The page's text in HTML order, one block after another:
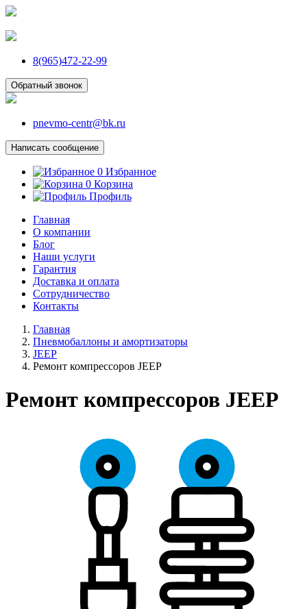
8(965)472-22-99
Обратный звонок
pnevmo-centr@bk.ru
Написать сообщение
0 Избранное
0 Корзина
Профиль
Главная
О компании
Блог
Наши услуги
Гарантия
Доставка и оплата
Сотрудничество
Контакты
Главная
Пневмобаллоны и амортизаторы
JEEP
Ремонт компрессоров JEEP
Ремонт компрессоров JEEP